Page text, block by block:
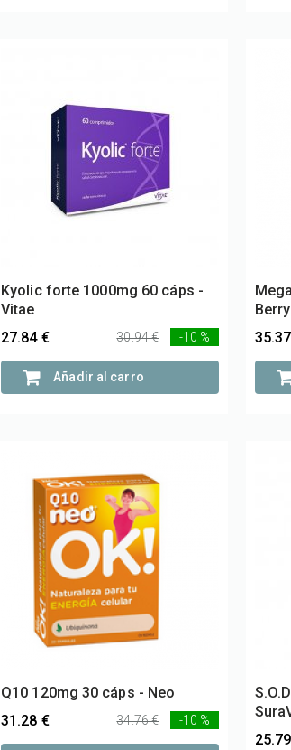
Kyolic forte 1000mg 60 cáps -
Vitae
27.84 €
30.94 € -10 %
Añadir al carro
Q10 120mg 30 cáps - Neo
31.28 €
34.76 € -10 %